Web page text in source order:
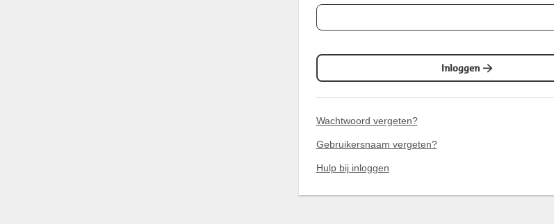
Inloggen
Wachtwoord vergeten?
Gebruikersnaam vergeten?
Hulp bij inloggen